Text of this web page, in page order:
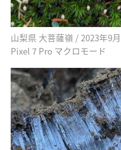
山梨県 大菩薩嶺 / 2023年9
Pixel 7 Pro マクロモード